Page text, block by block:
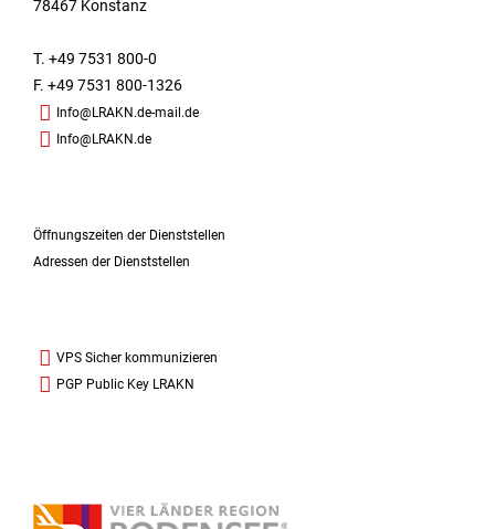
78467 Konstanz
T. +49 7531 800-0
F. +49 7531 800-1326
Info@LRAKN.de-mail.de
Info@LRAKN.de
Öffnungszeiten der Dienststellen
Adressen der Dienststellen
VPS Sicher kommunizieren
PGP Public Key LRAKN